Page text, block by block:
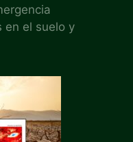
en el suelo y